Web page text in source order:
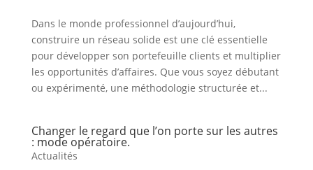
Dans le monde professionnel d’aujourd’hui,
construire un réseau solide est une clé essentielle
pour développer son portefeuille clients et multiplier
les opportunités d’affaires. Que vous soyez débutant
ou expérimenté, une méthodologie structurée et...
Changer le regard que l’on porte sur les autres
: mode opératoire.
Actualités